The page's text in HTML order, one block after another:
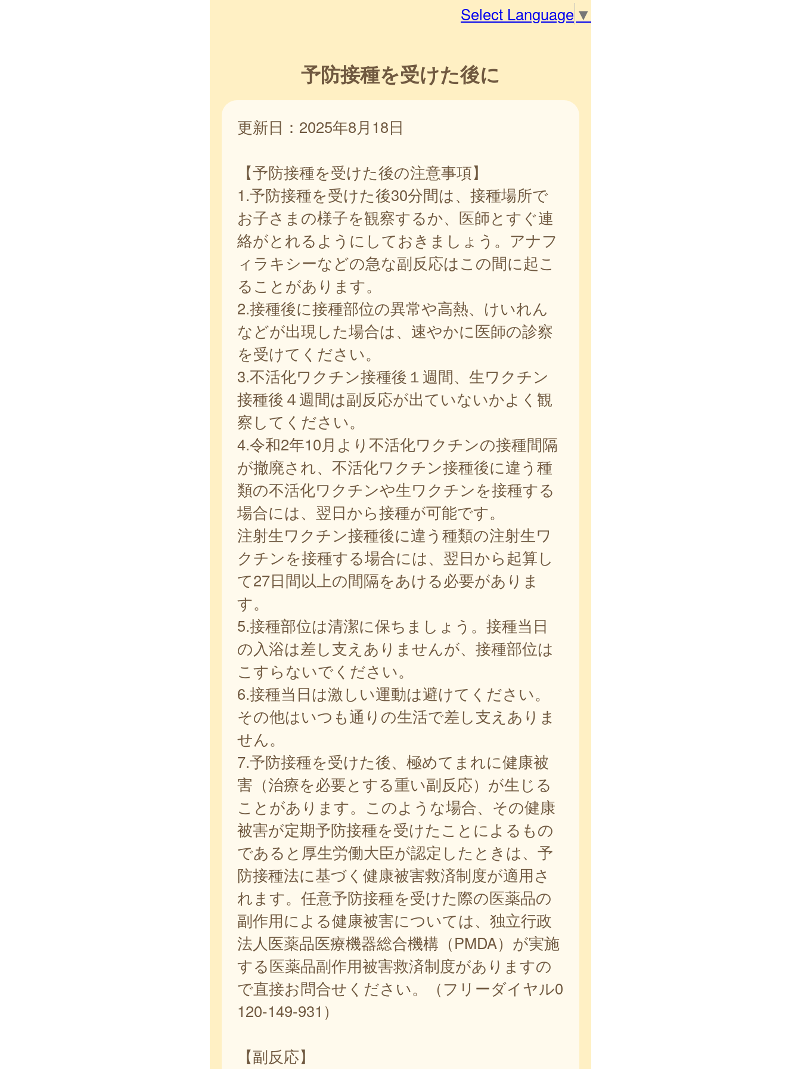
Select Language ▼
予防接種を受けた後に
更新日：2025年8月18日
【予防接種を受けた後の注意事項】
1.予防接種を受けた後30分間は、接種場所で
お子さまの様子を観察するか、医師とすぐ連
絡がとれるようにしておきましょう。アナフ
ィラキシーなどの急な副反応はこの間に起こ
ることがあります。
2.接種後に接種部位の異常や高熱、けいれん
などが出現した場合は、速やかに医師の診察
を受けてください。
3.不活化ワクチン接種後１週間、生ワクチン
接種後４週間は副反応が出ていないかよく観
察してください。
4.令和2年10月より不活化ワクチンの接種間隔
が撤廃され、不活化ワクチン接種後に違う種
類の不活化ワクチンや生ワクチンを接種する
場合には、翌日から接種が可能です。
注射生ワクチン接種後に違う種類の注射生ワ
クチンを接種する場合には、翌日から起算し
て27日間以上の間隔をあける必要がありま
す。
5.接種部位は清潔に保ちましょう。接種当日
の入浴は差し支えありませんが、接種部位は
こすらないでください。
6.接種当日は激しい運動は避けてください。
その他はいつも通りの生活で差し支えありま
せん。
7.予防接種を受けた後、極めてまれに健康被
害（治療を必要とする重い副反応）が生じる
ことがあります。このような場合、その健康
被害が定期予防接種を受けたことによるもの
であると厚生労働大臣が認定したときは、予
防接種法に基づく健康被害救済制度が適用さ
れます。任意予防接種を受けた際の医薬品の
副作用による健康被害については、独立行政
法人医薬品医療機器総合機構（PMDA）が実施
する医薬品副作用被害救済制度がありますの
で直接お問合せください。（フリーダイヤル0
120-149-931）
【副反応】